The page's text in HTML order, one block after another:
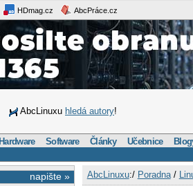
HDmag.cz AbcPráce.cz
AbcLinuxu hledá autory!
Software Články Učebnice
napište » AbcLinuxu:/ Poradna/